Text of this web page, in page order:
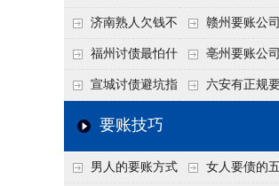
什么？ 句反问话术，直
他后路堵死
何有效要账讨债？20
26年合法追债经验总
结！
吗？如何合法讨
不沾风险？
济南熟人欠钱不
还？
赣州要账公
何有效讨债？合
债四步秘籍
福州讨债最怕什
么？2026年这两个关
键细节，做错就很难
亳州要账公
谱吗？合法讨债
宣城讨债避坑指
南：2026年这2个细
回！
六安有正规
要账技巧
男人的要账方式 女人要债的